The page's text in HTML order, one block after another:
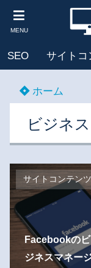
MENU
SEO サイトコ
ホーム
ビジネ
サイトコンテンツ
Facebookの
ジネスマネー